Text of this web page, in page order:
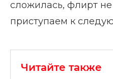
сложилась, флирт не
приступаем к
Читайте также